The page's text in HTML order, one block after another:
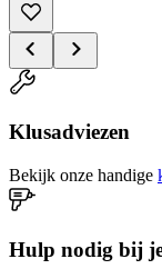
Klusadviezen
Bekijk onze handige
Hulp nodig bij